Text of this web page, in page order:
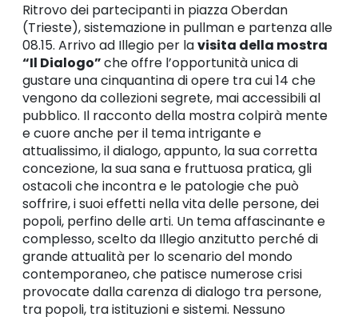
Ritrovo dei partecipanti in piazza Oberdan
(Trieste), sistemazione in pullman e partenza alle
08.15. Arrivo ad Illegio per lavisita della mostra
“Il Dialogo”che offre l’opportunità unica di
gustare una cinquantina di opere tra cui 14 che
vengono da collezioni segrete, mai accessibili al
pubblico. Il racconto della mostra colpirà mente
e cuore anche per il tema intrigante e
attualissimo, il dialogo, appunto, la sua corretta
concezione, la sua sana e fruttuosa pratica, gli
ostacoli che incontra e le patologie che può
soffrire, i suoi effetti nella vita delle persone, dei
popoli, perfino delle arti. Un tema affascinante e
complesso, scelto da Illegio anzitutto perché di
grande attualità per lo scenario del mondo
contemporaneo, che patisce numerose crisi
provocate dalla carenza di dialogo tra persone,
tra popoli, tra istituzioni e sistemi. Nessuno